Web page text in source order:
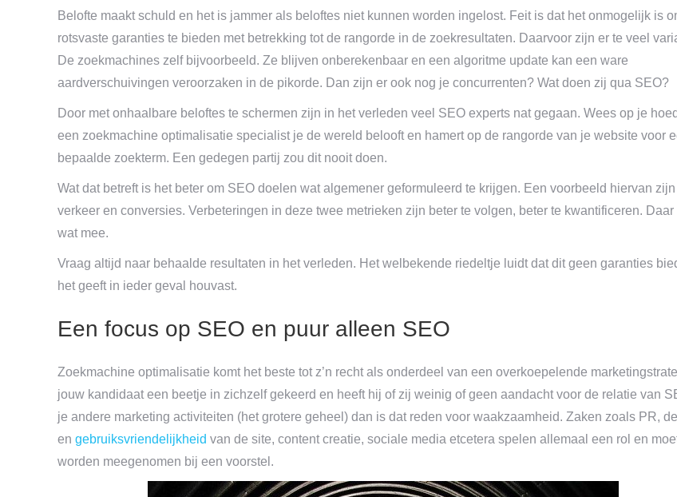
Belofte maakt schuld en het is jammer als beloftes niet kunnen worden ingelost. Feit is dat het onmogelijk is
rotsvaste garanties te bieden met betrekking tot de rangorde in de zoekresultaten. Daarvoor zijn er te veel
De zoekmachines zelf bijvoorbeeld. Ze blijven onberekenbaar en een algoritme update kan een ware
aardverschuivingen veroorzaken in de pikorde. Dan zijn er ook nog je concurrenten? Wat doen zij qua SEO?
Door met onhaalbare beloftes te schermen zijn in het verleden veel SEO experts nat gegaan. Wees op je
een zoekmachine optimalisatie specialist je de wereld belooft en hamert op de rangorde van je website voor
bepaalde zoekterm. Een gedegen partij zou dit nooit doen.
Wat dat betreft is het beter om SEO doelen wat algemener geformuleerd te krijgen. Een voorbeeld hiervan zijn
verkeer en conversies. Verbeteringen in deze twee metrieken zijn beter te volgen, beter te kwantificeren. Daar
wat mee.
Vraag altijd naar behaalde resultaten in het verleden. Het welbekende riedeltje luidt dat dit geen garanties
het geeft in ieder geval houvast.
Een focus op SEO en puur alleen SEO
Zoekmachine optimalisatie komt het beste tot z’n recht als onderdeel van een overkoepelende
jouw kandidaat een beetje in zichzelf gekeerd en heeft hij of zij weinig of geen aandacht voor de relatie van
je andere marketing activiteiten (het grotere geheel) dan is dat reden voor waakzaamheid. Zaken zoals PR,
en gebruiksvriendelijkheid van de site, content creatie, sociale media etcetera spelen allemaal een rol en
worden meegenomen bij een voorstel.